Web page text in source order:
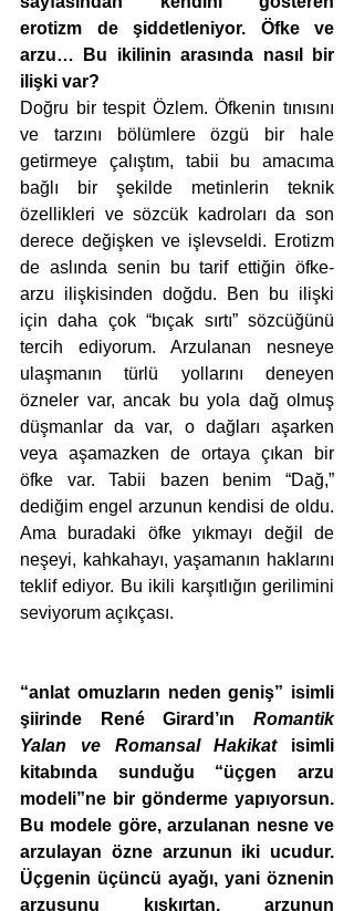
erotizm de şiddetleniyor. Öfke ve
arzu… Bu ikilinin arasında nasıl bir
ilişki var?
Doğru bir tespit Özlem. Öfkenin tınısını
ve tarzını bölümlere özgü bir hale
getirmeye çalıştım, tabii bu amacıma
bağlı bir şekilde metinlerin teknik
özellikleri ve sözcük kadroları da son
derece değişken ve işlevseldi. Erotizm
de aslında senin bu tarif ettiğin öfke-
arzu ilişkisinden doğdu. Ben bu ilişki
için daha çok “bıçak sırtı” sözcüğünü
tercih ediyorum. Arzulanan nesneye
ulaşmanın türlü yollarını deneyen
özneler var, ancak bu yola dağ olmuş
düşmanlar da var, o dağları aşarken
veya aşamazken de ortaya çıkan bir
öfke var. Tabii bazen benim “Dağ,”
dediğim engel arzunun kendisi de oldu.
Ama buradaki öfke yıkmayı değil de
neşeyi, kahkahayı, yaşamanın haklarını
teklif ediyor. Bu ikili karşıtlığın gerilimini
seviyorum açıkçası.
“anlat omuzların neden geniş” isimli
şiirinde René Girard’ın Romantik
Yalan ve Romansal Hakikat isimli
kitabında sunduğu “üçgen arzu
modeli”ne bir gönderme yapıyorsun.
Bu modele göre, arzulanan nesne ve
arzulayan özne arzunun iki ucudur.
Üçgenin üçüncü ayağı, yani öznenin
arzusunu kışkırtan, arzunun